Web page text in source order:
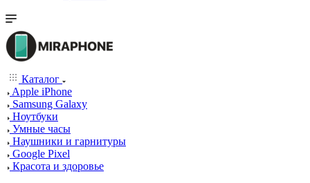
Каталог
Apple iPhone
Samsung Galaxy
Ноутбуки
Умные часы
Наушники и гарнитуры
Google Pixel
Красота и здоровье